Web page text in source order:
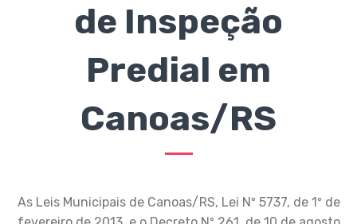
de Inspeção
Predial em
Canoas/RS
As Leis Municipais de Canoas/RS, Lei Nº 5737, de 1º de